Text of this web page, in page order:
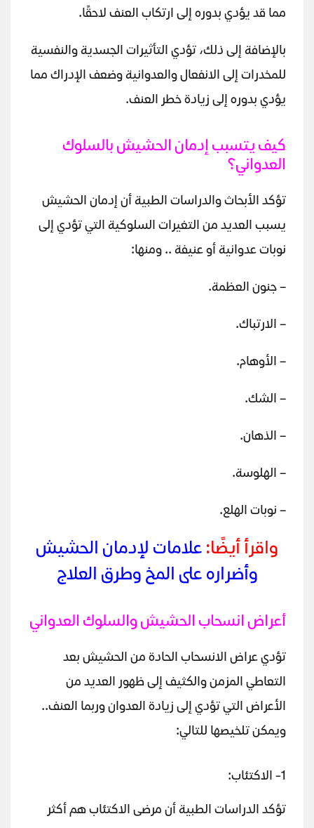
مما قد يؤدي بدوره إلى ارتكاب العنف لاحقًا.
بالإضافة إلى ذلك، تؤدي التأثيرات الجسدية والنفسية
للمخدرات إلى الانفعال والعدوانية وضعف الإدراك مما
يؤدي بدوره إلى زيادة خطر العنف.
كيف يتسبب إدمان الحشيش بالسلوك
العدواني؟
تؤكد الأبحاث والدراسات الطبية أن إدمان الحشيش
يسبب العديد من التغيرات السلوكية التي تؤدي إلى
نوبات عدوانية أو عنيفة .. ومنها:
– جنون العظمة.
– الارتباك.
– الأوهام.
– الشك.
– الذهان.
– الهلوسة.
– نوبات الهلع.
واقرأ أيضًا: علامات لإدمان الحشيش
وأضراره على المخ وطرق العلاج
أعراض انسحاب الحشيش والسلوك العدواني
تؤدي عراض الانسحاب الحادة من الحشيش بعد
التعاطي المزمن والكثيف إلى ظهور العديد من
الأعراض التي تؤدي إلى زيادة العدوان وربما العنف..
ويمكن تلخيصها للتالي:
1- الاكتئاب:
تؤكد الدراسات الطبية أن مرضى الاكتئاب هم أكثر